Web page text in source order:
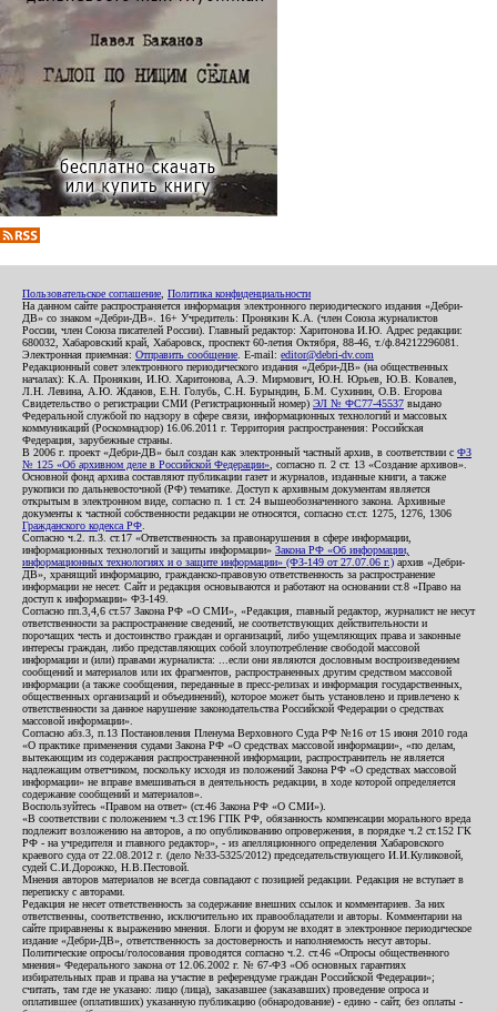
Пользовательское соглашение Политика конфиденциальности
На данном сайте распространяется информация электронного периодического издания «Дебри-
ДВ» со знаком «Дебри-ДВ». 16+ Учредитель: Пронякин К.А. (член Союза журналистов
России, член Союза писателей России). Главный редактор: Харитонова И.Ю. Адрес редакции:
680032, Хабаровский край, Хабаровск, проспект 60-летия Октября, 88-46, т./ф.84212296081.
Электронная приемная: Отправить сообщение . E-mail: editor@debri-dv.com
Редакционный совет электронного периодического издания «Дебри-ДВ» (на общественных
началах): К.А. Пронякин, И.Ю. Харитонова, А.Э. Мирмович, Ю.Н. Юрьев, Ю.В. Ковалев,
Л.Н. Левина, А.Ю. Жданов, Е.Н. Голубь, С.Н. Бурындин, Б.М. Сухинин, О.В. Егорова
Свидетельство о регистрации СМИ (Регистрационный номер) ЭЛ № ФС77-45537 выдано
Федеральной службой по надзору в сфере связи, информационных технологий и массовых
коммуникаций (Роскомнадзор) 16.06.2011 г. Территория распространения: Российская
Федерация, зарубежные страны.
В 2006 г. проект «Дебри-ДВ» был создан как электронный частный архив, в соответствии с ФЗ
№ 125 «Об архивном деле в Российской Федерации» , согласно п. 2 ст. 13 «Создание архивов».
Основной фонд архива составляют публикации газет и журналов, изданные книги, а также
рукописи по дальневосточной (РФ) тематике. Доступ к архивным документам является
открытым в электронном виде, согласно п. 1 ст. 24 вышеобозначенного закона. Архивные
документы к частной собственности редакции не относятся, согласно ст.ст. 1275, 1276, 1306
Гражданского кодекса РФ
Согласно ч.2. п.3. ст.17 «Ответственность за правонарушения в сфере информации,
информационных технологий и защиты информации» Закона РФ «Об информации,
информационных технологиях и о защите информации» (ФЗ-149 от 27.07.06 г.) архив «Дебри-
ДВ», хранящий информацию, гражданско-правовую ответственность за распространение
информации не несет. Сайт и редакция основываются и работают на основании ст.8 «Право на
доступ к информации» ФЗ-149.
Согласно пп.3,4,6 ст.57 Закона РФ «О СМИ», «Редакция, главный редактор, журналист не несут
ответственности за распространение сведений, не соответствующих действительности и
порочащих честь и достоинство граждан и организаций, либо ущемляющих права и законные
интересы граждан, либо представляющих собой злоупотребление свободой массовой
информации и (или) правами журналиста: ...если они являются дословным воспроизведением
сообщений и материалов или их фрагментов, распространенных другим средством массовой
информации (а также сообщения, переданные в пресс-релизах и информация государственных,
общественных организаций и объединений), которое может быть установлено и привлечено к
ответственности за данное нарушение законодательства Российской Федерации о средствах
массовой информации».
Согласно абз.3, п.13 Постановления Пленума Верховного Суда РФ №16 от 15 июня 2010 года
«О практике применения судами Закона РФ «О средствах массовой информации», «по делам,
вытекающим из содержания распространенной информации, распространитель не является
надлежащим ответчиком, поскольку исходя из положений Закона РФ «О средствах массовой
информации» не вправе вмешиваться в деятельность редакции, в ходе которой определяется
содержание сообщений и материалов».
Воспользуйтесь «Правом на ответ» (ст.46 Закона РФ «О СМИ»).
«В соответствии с положением ч.3 ст.196 ГПК РФ, обязанность компенсации морального вреда
подлежит возложению на авторов, а по опубликованию опровержения, в порядке ч.2 ст.152 ГК
РФ - на учредителя и главного редактор», - из апелляционного определения Хабаровского
краевого суда от 22.08.2012 г. (дело №33-5325/2012) председательствующего И.И.Куликовой,
судей С.И.Дорожко, Н.В.Пестовой.
Мнения авторов материалов не всегда совпадают с позицией редакции. Редакция не вступает в
переписку с авторами.
Редакция не несет ответственность за содержание внешних ссылок и комментариев. За них
ответственны, соответственно, исключительно их правообладатели и авторы. Комментарии на
сайте приравнены к выражению мнения. Блоги и форум не входят в электронное периодическое
издание «Дебри-ДВ», ответственность за достоверность и наполняемость несут авторы.
Политические опросы/голосования проводятся согласно ч.2. ст.46 «Опросы общественного
мнения» Федерального закона от 12.06.2002 г. № 67-ФЗ «Об основных гарантиях
избирательных прав и права на участие в референдуме граждан Российской Федерации»;
считать, там где не указано: лицо (лица), заказавшее (заказавших) проведение опроса и
оплатившее (оплативших) указанную публикацию (обнародование) - едино - сайт, без оплаты -